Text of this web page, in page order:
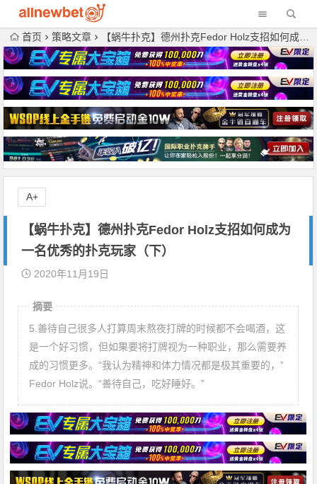
首页 策略文章 【蜗牛扑克】德州扑克Fedor Holz支招如何成为一名优秀的扑克玩家（下）
【蜗牛扑克】德州扑克Fedor Holz支招如何成为
一名优秀的扑克玩家（下）
2020年11月19日
摘要
5.善待自己很多人打算周末熬夜打牌的时候都不会喝酒，这
是一个好习惯，但如果要将打牌视为一种职业，那么需要养
成的习惯更多。“我认为精神和体力情况都是极其重要的，”
Fedor Holz说。“善待自己，吃好睡好。”
A+